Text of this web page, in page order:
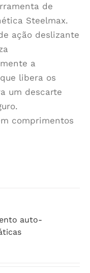
de
Steelmax.
ação deslizante
a
libera os
um descarte
comprimentos
auto-